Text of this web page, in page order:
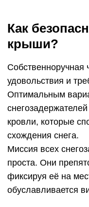
Как
крыши?
Собственноручная
удовольствия и
Оптимальным
кровли, которые
схождения снега.
Миссия всех
проста. Они
фиксируя её на
обуславливается